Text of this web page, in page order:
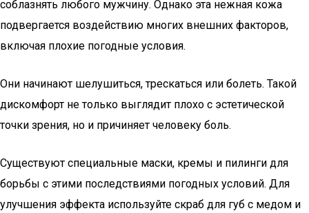
соблазнять любого мужчину. Однако эта нежная кожа
подвергается воздействию многих внешних факторов,
включая плохие погодные условия.
Они начинают шелушиться, трескаться или болеть. Такой
дискомфорт не только выглядит плохо с эстетической
точки зрения, но и причиняет человеку боль.
Существуют специальные маски, кремы и пилинги для
борьбы с этими последствиями погодных условий. Для
улучшения эффекта используйте скраб для губ с медом и